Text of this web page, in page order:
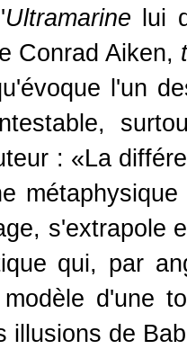
Ultramarine lui
Conrad Aiken,
l'un
: «La
s'extrapole
qui, par
d'une
illusions de